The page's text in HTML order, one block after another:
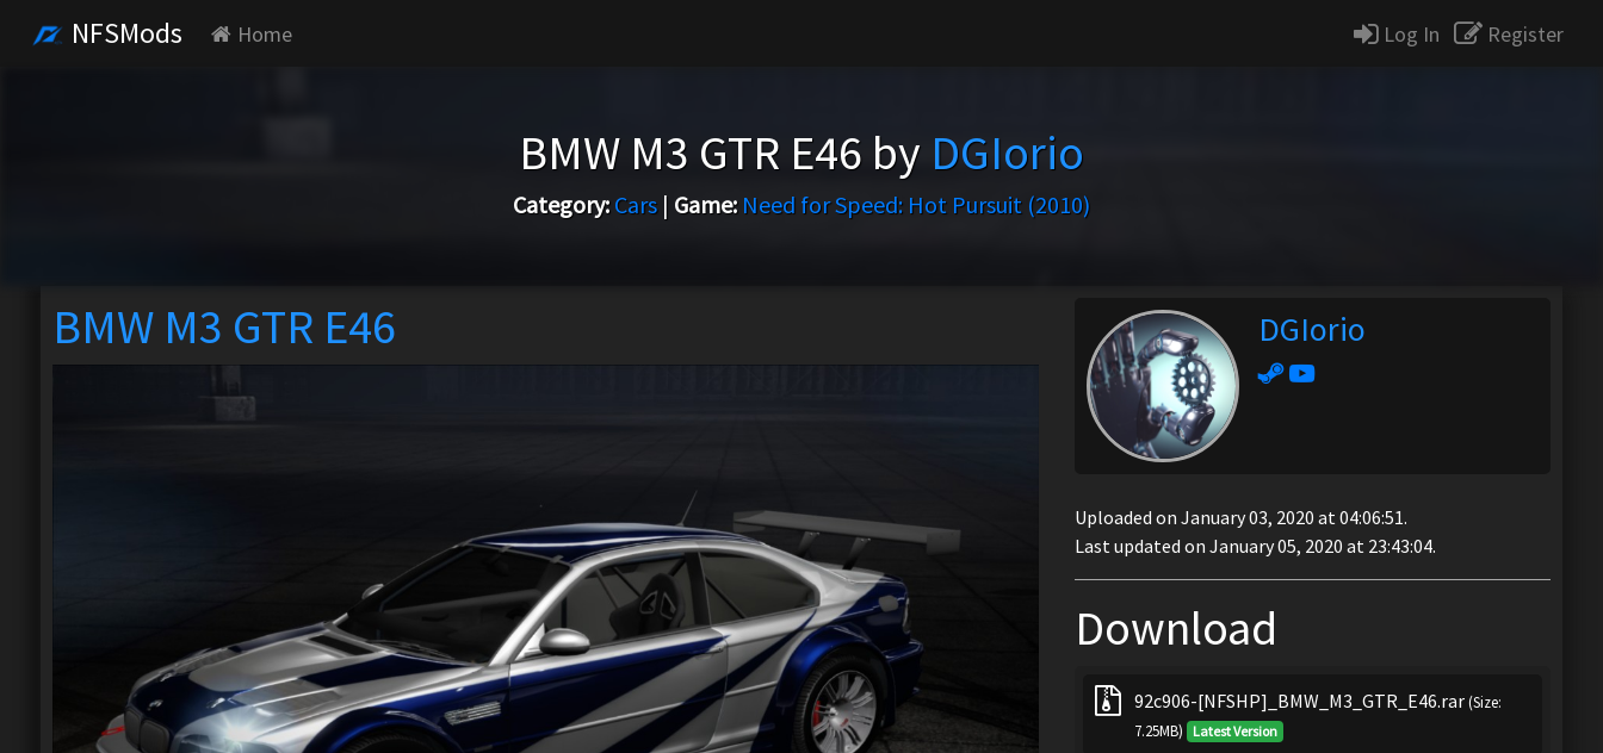
NFSMods Home Log In Register
BMW M3 GTR E46 by DGIorio
Category: Cars | Game: Need for Speed: Hot Pursuit (2010)
BMW M3 GTR E46 DGIorio
Uploaded on January 03, 2020 at 04:06:51.
Last updated on January 05, 2020 at 23:43:04.
Download
92c906-[NFSHP]_BMW_M3_GTR_E46.rar(Size:
7.25MB)
Latest Version